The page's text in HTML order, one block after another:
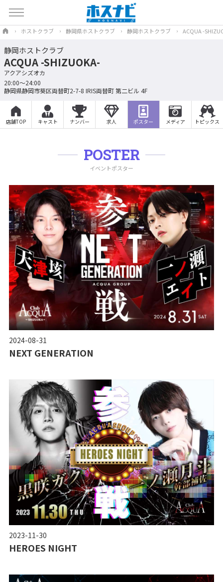
ホストクラブ 静岡県ホストクラブ 静岡ホストクラブ ACQUA -
静岡ホストクラブ
ACQUA -SHIZUOKA-
アクアシズオカ
20:00〜24:00
静岡県静岡市葵区両替町2-7-8 IRIS両替町 第二ビル 4F
店舗TOP キャスト ナンバー 求人 ポスター メディア トピックス
POSTER
イベントポスター
2024-08-31
NEXT GENERATION
2023-11-30
HEROES NIGHT